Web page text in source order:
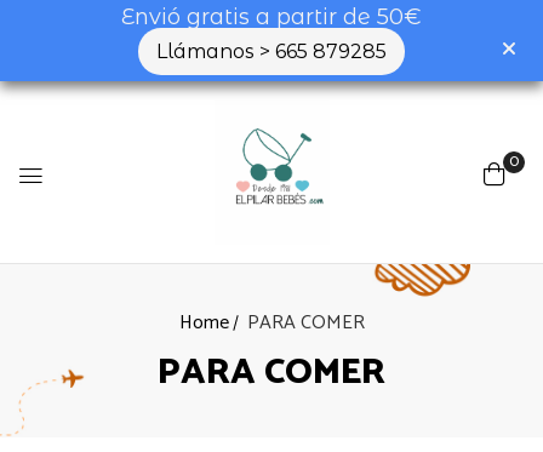
Envió gratis a partir de 50€
Llámanos > 665 879285
0
Home PARA COMER
PARA COMER